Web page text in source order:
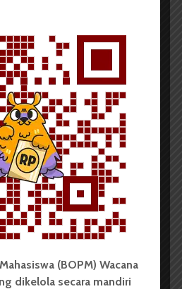
suatu hutan di
kosong yang luas
?
(BOPM) Wacana
dikelola secara mandiri